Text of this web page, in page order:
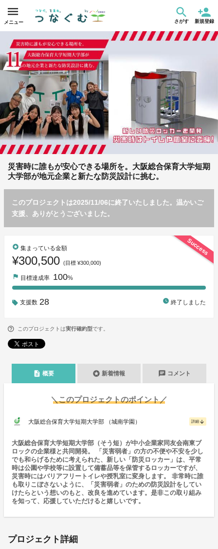
メニュー さがす 新規登録
災害時に誰もが安心できる場所を。大阪総合保育大学短期
大学部が地元企業と新たな防災設計に挑む。
このプロジェクトは2025/11/06に終了いたしました。温かいご
支援、ありがとうございました。
Success
stars 集まっている金額
¥300,500 (目標 ¥300,000)
flag 目標達成率 100%
支援数 28 watch_later 終了しました
このプロジェクトは実行確約型です。
description 概要 stars 新着情報 chat コメント
＼このプロジェクトのポイント／
大阪総合保育大学短期大学部 （城南学園） 詳細 arrow_downward
大阪総合保育大学短期大学部（そう短）が中小企業家同友会南東ブ
ロックの企業様と共同開発。 「災害弱者」の方の不便や不安を少し
でも和らげるために考えられた、新しい「防災ロッカー」は、平常
時は公園や学校等に設置して備蓄品等を保管するロッカーですが、
災害時にはバリアフリートイレや授乳室に変身します。 非常時に誰
も取りこぼさないように、「災害弱者」のための防災設計をしてい
けたらという想いのもと、改良を進めています。是非この取り組み
を知って、応援していただけると嬉しいです。
プロジェクト詳細